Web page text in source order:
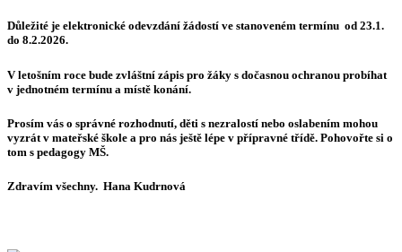
Důležité je elektronické odevzdání žádostí ve stanoveném termínu od 23.1.
do 8.2.2026.
V letošním roce bude zvláštní zápis pro žáky s dočasnou ochranou probíhat
v jednotném termínu a místě konání.
Prosím vás o správné rozhodnutí, děti s nezralostí nebo oslabením mohou
vyzrát v mateřské škole a pro nás ještě lépe v přípravné třídě. Pohovořte si o
tom s pedagogy MŠ.
Zdravím všechny. Hana Kudrnová